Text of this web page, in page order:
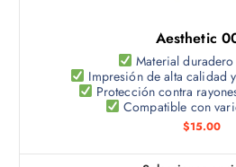
d
c
t
o
p
u
e
d
e
n
i
p
l
e
s
Aesthetic
Material
Impresión de alta calidad
Protección contra
Compatible con
$15.00